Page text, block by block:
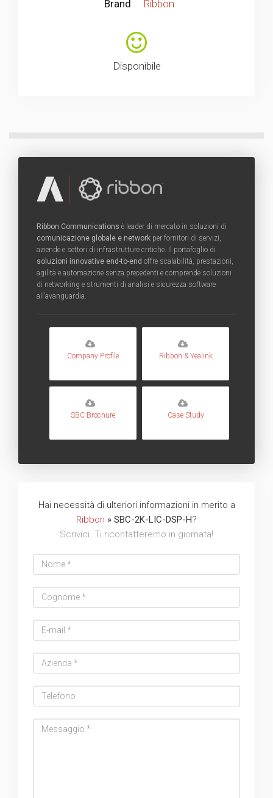
Brand Ribbon
Disponibile
Ribbon Communications è leader di mercato in soluzioni di
comunicazione globale e network per fornitori di servizi,
aziende e settori di infrastrutture critiche. Il portafoglio di
soluzioni innovative end-to-end offre scalabilità, prestazioni,
agilità e automazione senza precedenti e comprende soluzioni
di networking e strumenti di analisi e sicurezza software
all’avanguardia.
Company Profile Ribbon & Yealink
SBC Brochure Case Study
Hai necessità di ulteriori informazioni in merito a
Ribbon » SBC-2K-LIC-DSP-H?
Scrivici. Ti ricontatteremo in giornata!
address